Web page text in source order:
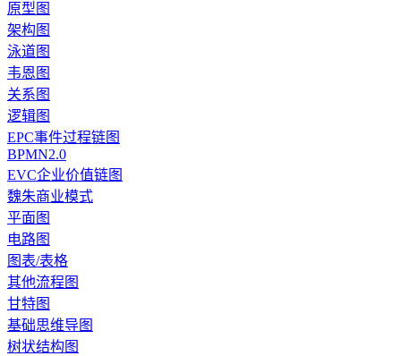
原型图
架构图
泳道图
韦恩图
关系图
逻辑图
EPC事件过程链图
BPMN2.0
EVC企业价值链图
魏朱商业模式
平面图
电路图
图表/表格
其他流程图
甘特图
基础思维导图
树状结构图